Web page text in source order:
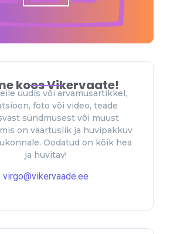
koos Vikervaate!
uudis või arvamusartikkel,
foto või video, teade
sündmusest või muust
on väärtuslik ja huvipakkuv
Oodatud on kõik hea
ja huvitav!
virgo@vikervaade.ee